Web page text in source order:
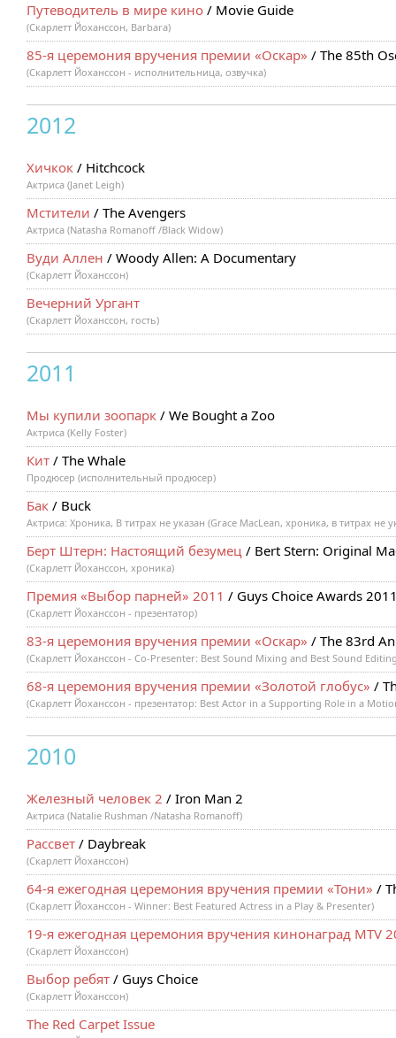
Путеводитель в мире кино / Movie Guide
(Скарлетт Йоханссон, Barbara)
85-я церемония вручения премии «Оскар» / The 85th
(Скарлетт Йоханссон - исполнительница, озвучка)
2012
Хичкок / Hitchcock
Актриса (Janet Leigh)
Мстители / The Avengers
Актриса (Natasha Romanoff /Black Widow)
Вуди Аллен / Woody Allen: A Documentary
(Скарлетт Йоханссон)
Вечерний Ургант
(Скарлетт Йоханссон, гость)
2011
Мы купили зоопарк / We Bought a Zoo
Актриса (Kelly Foster)
Кит / The Whale
Продюсер (исполнительный продюсер)
Бак / Buck
Актриса: Хроника, В титрах не указан (Grace MacLean, хроника, в титрах не
Берт Штерн: Настоящий безумец / Bert Stern: Original
(Скарлетт Йоханссон, хроника)
Премия «Выбор парней» 2011 / Guys Choice Awards
(Скарлетт Йоханссон - презентатор)
83-я церемония вручения премии «Оскар» / The 83rd
(Скарлетт Йоханссон - Co-Presenter: Best Sound Mixing and Best Sound
68-я церемония вручения премии «Золотой глобус» /
(Скарлетт Йоханссон - презентатор: Best Actor in a Supporting Role in a
2010
Железный человек 2 / Iron Man 2
Актриса (Natalie Rushman /Natasha Romanoff)
Рассвет / Daybreak
(Скарлетт Йоханссон)
64-я ежегодная церемония вручения премии «Тони» /
(Скарлетт Йоханссон - Winner: Best Featured Actress in a Play & Presenter)
19-я ежегодная церемония вручения кинонаград MTV
(Скарлетт Йоханссон)
Выбор ребят / Guys Choice
(Скарлетт Йоханссон)
The Red Carpet Issue